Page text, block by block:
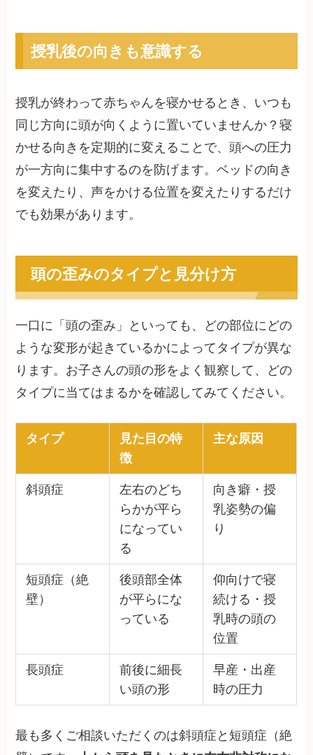
授乳後の向きも意識する
授乳が終わって赤ちゃんを寝かせるとき、いつも
同じ方向に頭が向くように置いていませんか？寝
かせる向きを定期的に変えることで、頭への圧力
が一方向に集中するのを防げます。ベッドの向き
を変えたり、声をかける位置を変えたりするだけ
でも効果があります。
頭の歪みのタイプと見分け方
一口に「頭の歪み」といっても、どの部位にどの
ような変形が起きているかによってタイプが異な
ります。お子さんの頭の形をよく観察して、どの
タイプに当てはまるかを確認してみてください。
タイプ
見た目の特
徴
主な原因
斜頭症
左右のどち
らかが平ら
になってい
る
向き癖・授
乳姿勢の偏
り
短頭症（絶
壁）
後頭部全体
が平らにな
っている
仰向けで寝
続ける・授
乳時の頭の
位置
長頭症
前後に細長
い頭の形
早産・出産
時の圧力
最も多くご相談いただくのは斜頭症と短頭症（絶